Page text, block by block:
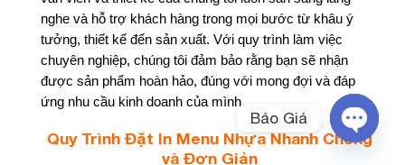
nghe và hỗ trợ khách hàng trong mọi bước từ khâu ý
tưởng, thiết kế đến sản xuất. Với quy trình làm việc
chuyên nghiệp, chúng tôi đảm bảo rằng bạn sẽ nhận
được sản phẩm hoàn hảo, đúng với mong đợi và đáp
ứng nhu cầu kinh doanh của mình.
Quy Trình Đặt In Menu Nhựa Nhanh Chóng
và Đơn Giản
Báo Giá